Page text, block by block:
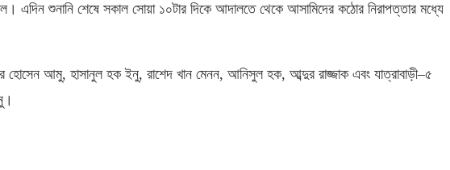
এদিন শুনানি শেষে সকাল সোয়া ১০টার দিকে আদালতে থেকে আসামিদের কঠোর নিরাপত্তার মধ্যে
হোসেন আমু, হাসানুল হক ইনু, রাশেদ খান মেনন, আনিসুল হক, আব্দুর রাজ্জাক এবং যাত্রাবাড়ী–৫